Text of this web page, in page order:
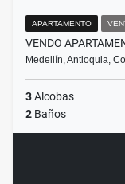
APARTAMENTO
VENDO
Medellín, Antioquia,
3Alcobas
2 Baños